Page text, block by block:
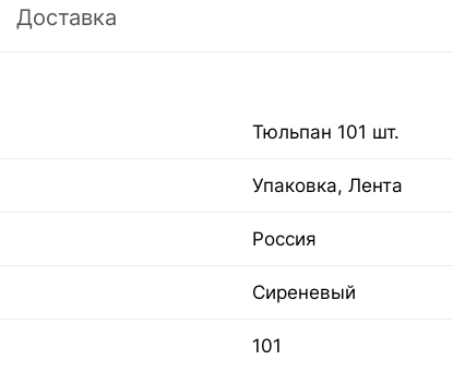
Доставка
Тюльпан 101 шт.
Упаковка, Лента
Россия
Сиреневый
101